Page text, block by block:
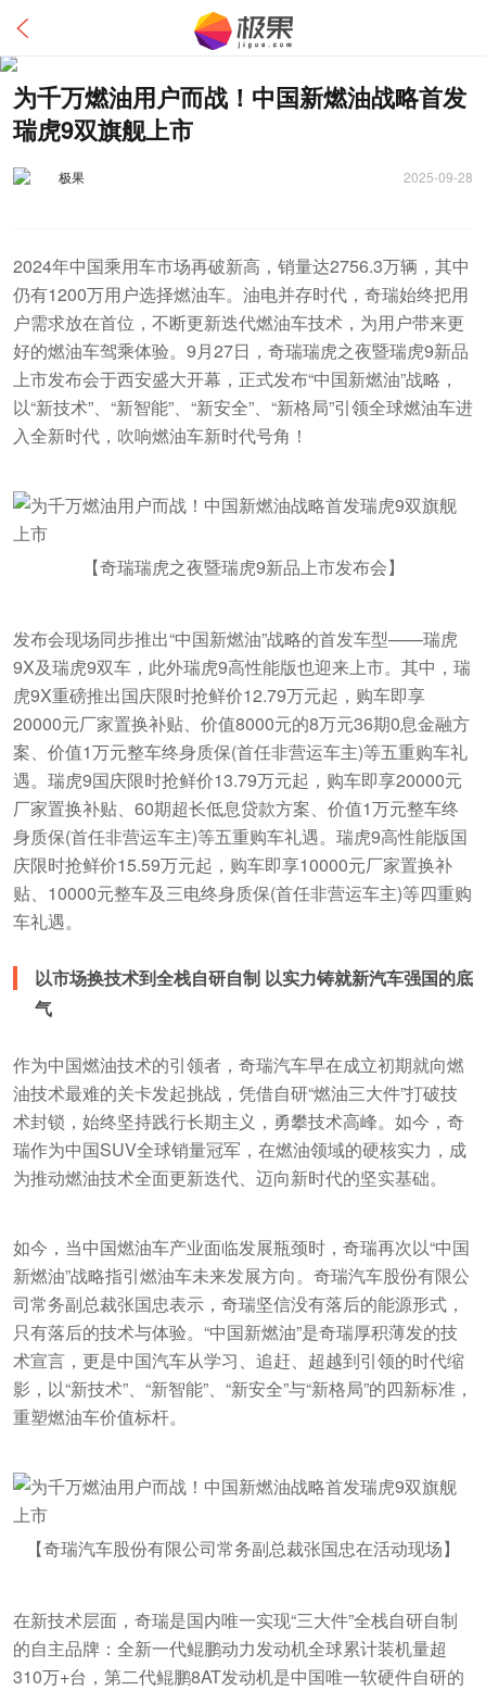
为千万燃油用户而战！中国新燃油战略首发
瑞虎9双旗舰上市
极果 2025-09-28
2024年中国乘用车市场再破新高，销量达2756.3万辆，其中
仍有1200万用户选择燃油车。油电并存时代，奇瑞始终把用
户需求放在首位，不断更新迭代燃油车技术，为用户带来更
好的燃油车驾乘体验。9月27日，奇瑞瑞虎之夜暨瑞虎9新品
上市发布会于西安盛大开幕，正式发布“中国新燃油”战略，
以“新技术”、“新智能”、“新安全”、“新格局”引领全球燃油车进
入全新时代，吹响燃油车新时代号角！
【奇瑞瑞虎之夜暨瑞虎9新品上市发布会】
发布会现场同步推出“中国新燃油”战略的首发车型——瑞虎
9X及瑞虎9双车，此外瑞虎9高性能版也迎来上市。其中，瑞
虎9X重磅推出国庆限时抢鲜价12.79万元起，购车即享
20000元厂家置换补贴、价值8000元的8万元36期0息金融方
案、价值1万元整车终身质保(首任非营运车主)等五重购车礼
遇。瑞虎9国庆限时抢鲜价13.79万元起，购车即享20000元
厂家置换补贴、60期超长低息贷款方案、价值1万元整车终
身质保(首任非营运车主)等五重购车礼遇。瑞虎9高性能版国
庆限时抢鲜价15.59万元起，购车即享10000元厂家置换补
贴、10000元整车及三电终身质保(首任非营运车主)等四重购
车礼遇。
以市场换技术到全栈自研自制 以实力铸就新汽车强国的底
气
作为中国燃油技术的引领者，奇瑞汽车早在成立初期就向燃
油技术最难的关卡发起挑战，凭借自研“燃油三大件”打破技
术封锁，始终坚持践行长期主义，勇攀技术高峰。如今，奇
瑞作为中国SUV全球销量冠军，在燃油领域的硬核实力，成
为推动燃油技术全面更新迭代、迈向新时代的坚实基础。
如今，当中国燃油车产业面临发展瓶颈时，奇瑞再次以“中国
新燃油”战略指引燃油车未来发展方向。奇瑞汽车股份有限公
司常务副总裁张国忠表示，奇瑞坚信没有落后的能源形式，
只有落后的技术与体验。“中国新燃油”是奇瑞厚积薄发的技
术宣言，更是中国汽车从学习、追赶、超越到引领的时代缩
影，以“新技术”、“新智能”、“新安全”与“新格局”的四新标准，
重塑燃油车价值标杆。
【奇瑞汽车股份有限公司常务副总裁张国忠在活动现场】
在新技术层面，奇瑞是国内唯一实现“三大件”全栈自研自制
的自主品牌：全新一代鲲鹏动力发动机全球累计装机量超
310万+台，第二代鲲鹏8AT发动机是中国唯一软硬件自研的